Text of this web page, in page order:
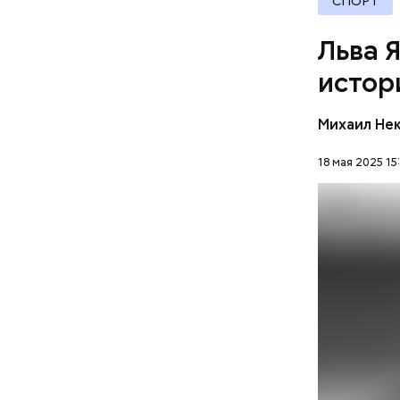
Льва
Михаил
18 мая 2025
Кроме
топ